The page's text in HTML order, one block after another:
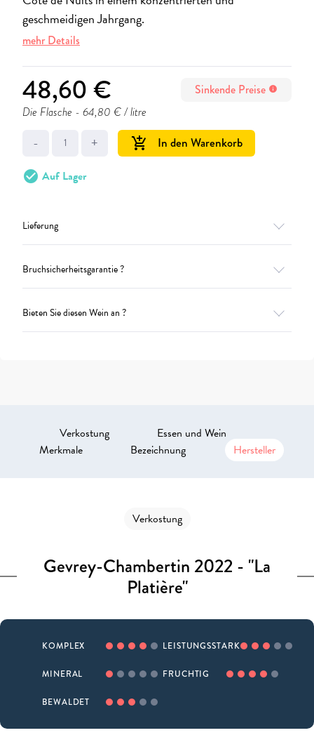
geschmeidigen Jahrgang.
mehr Details
48,60 € Sinkende Preise info
Die Flasche - 64,80 € / litre
- + add_shopping_cart In den Warenkorb
check_circle Auf Lager
Lieferung
Bruchsicherheitsgarantie ?
Bieten Sie diesen Wein an ?
Verkostung
Essen und Wein
Merkmale
Bezeichnung Hersteller
Verkostung
Gevrey-Chambertin 2022 - "La
Platière"
KOMPLEX LEISTUNGSSTARK
MINERAL FRUCHTIG
BEWALDET